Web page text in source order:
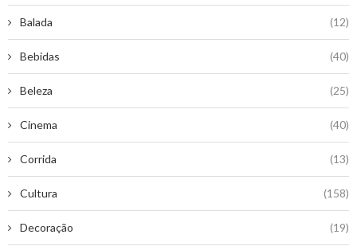
Balada (12)
Bebidas (40)
Beleza (25)
Cinema (40)
Corrida (13)
Cultura (158)
Decoração (19)